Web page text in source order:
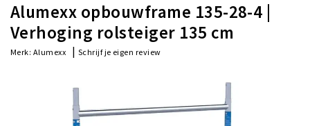
Alumexx opbouwframe 135-28-4 |
Verhoging rolsteiger 135 cm
Merk: Alumexx | Schrijf je eigen review